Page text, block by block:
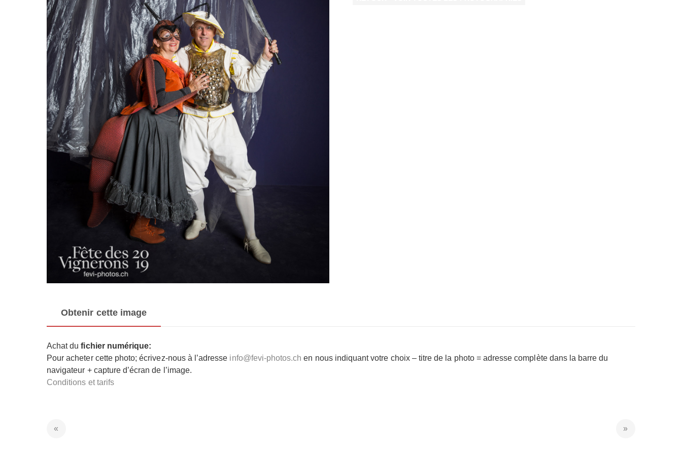
Obtenir cette image
Achat du fichier numérique:
Pour acheter cette photo; écrivez-nous à l’adresse info@fevi-photos.ch en nous indiquant votre choix – titre de la photo = adresse complète dans la barre du
navigateur + capture d’écran de l’image.
Conditions et tarifs